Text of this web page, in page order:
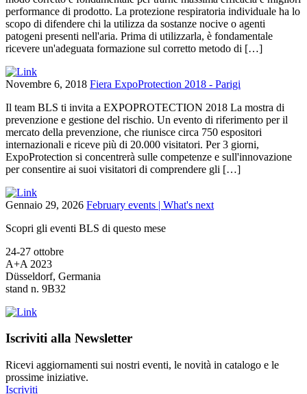
performance di prodotto. La protezione respiratoria individuale ha lo
scopo di difendere chi la utilizza da sostanze nocive o agenti
patogeni presenti nell'aria. Prima di utilizzarla, è fondamentale
ricevere un'adeguata formazione sul corretto metodo di […]
Novembre 6, 2018 Fiera ExpoProtection 2018 - Parigi
Il team BLS ti invita a EXPOPROTECTION 2018 La mostra di
prevenzione e gestione del rischio. Un evento di riferimento per il
mercato della prevenzione, che riunisce circa 750 espositori
internazionali e riceve più di 20.000 visitatori. Per 3 giorni,
ExpoProtection si concentrerà sulle competenze e sull'innovazione
per consentire ai suoi visitatori di comprendere gli […]
Gennaio 29, 2026 February events | What's next
Scopri gli eventi BLS di questo mese
24-27 ottobre
A+A 2023
Düsseldorf, Germania
stand n. 9B32
Iscriviti alla Newsletter
Ricevi aggiornamenti sui nostri eventi, le novità in catalogo e le
prossime iniziative.
Iscriviti